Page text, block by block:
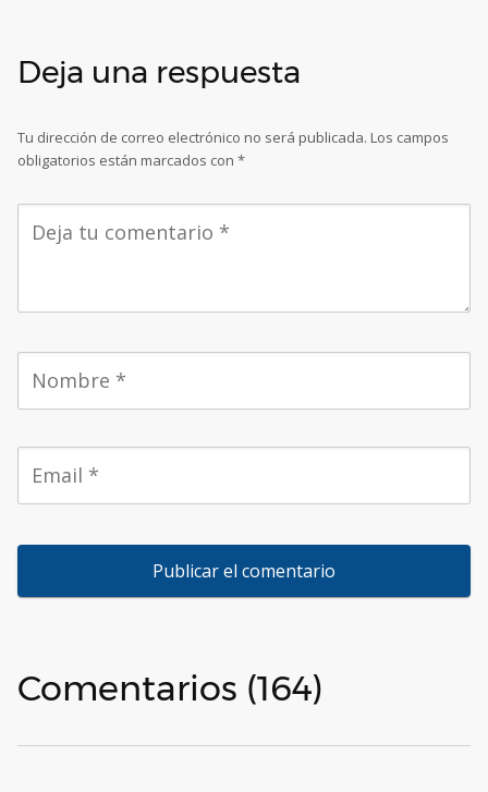
Deja una respuesta
Tu dirección de correo electrónico no será publicada. Los campos
obligatorios están marcados con *
Comentarios (164)